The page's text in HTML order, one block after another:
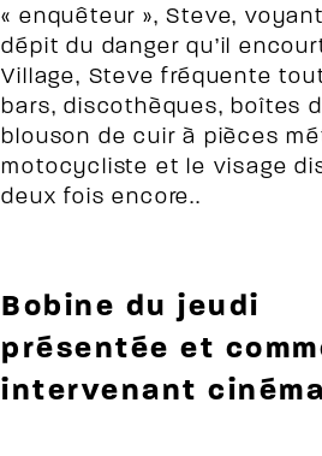
« enquêteur », Steve,
dépit du danger qu’il
Village, Steve fréquente
bars, discothèques, boîtes
blouson de cuir à pièces
motocycliste et le visage
deux fois encore..
Bobine du jeudi
présentée et
intervenant cinéma